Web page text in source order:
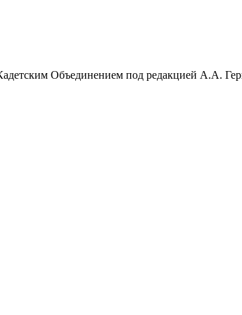
Объединением под редакцией А.А.